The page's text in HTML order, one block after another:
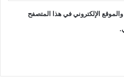
الإلكتروني في هذا المتصفح